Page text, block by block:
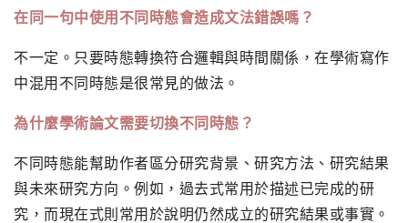
在同一句中使用不同時態會造成文法錯誤嗎？
不一定。只要時態轉換符合邏輯與時間關係，在學術寫作
中混用不同時態是很常見的做法。
為什麼學術論文需要切換不同時態？
不同時態能幫助作者區分研究背景、研究方法、研究結果
與未來研究方向。例如，過去式常用於描述已完成的研
究，而現在式則常用於說明仍然成立的研究結果或事實。